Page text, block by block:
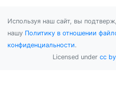
Используя наш сайт, вы
нашу Политику в отношении
конфиденциальности.
Licensed under cc